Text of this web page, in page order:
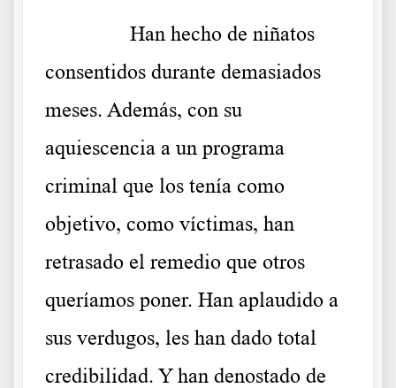
Han hecho de niñatos
consentidos durante demasiados
meses. Además, con su
aquiescencia a un programa
criminal que los tenía como
objetivo, como víctimas, han
retrasado el remedio que otros
queríamos poner. Han aplaudido a
sus verdugos, les han dado total
credibilidad. Y han denostado de